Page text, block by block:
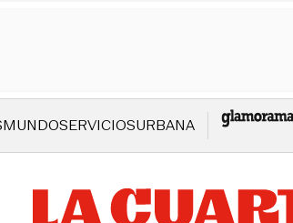
MUNDOSERVICIOSURBANA